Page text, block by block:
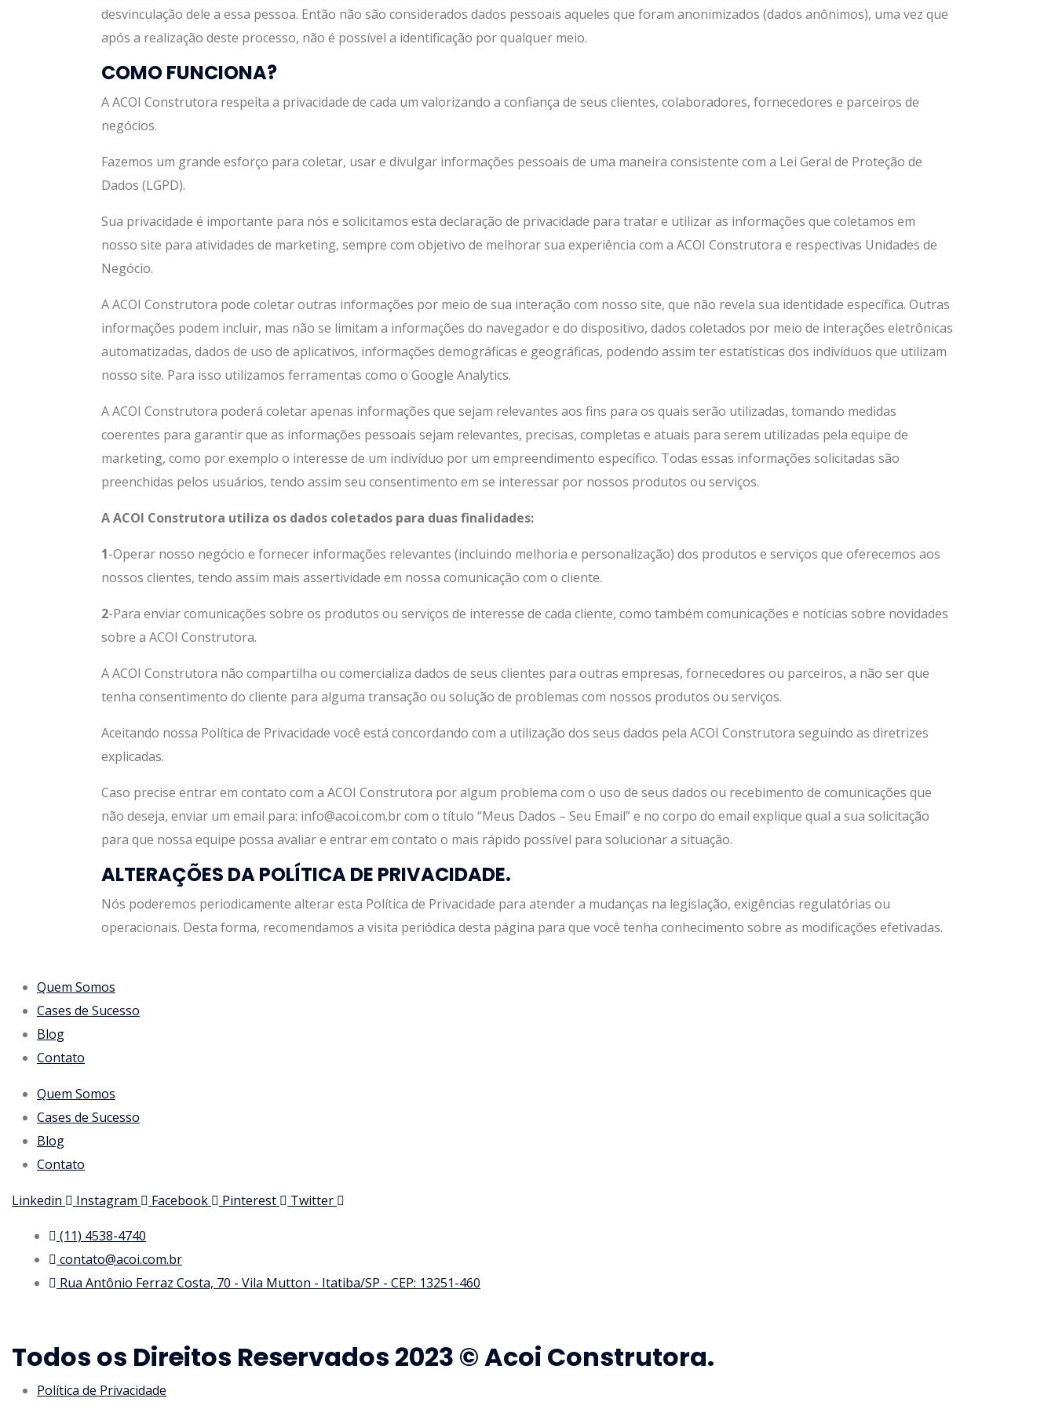
desvinculação dele a essa pessoa. Então não são considerados dados pessoais aqueles que foram anonimizados (dados anônimos), uma vez que
após a realização deste processo, não é possível a identificação por qualquer meio.
COMO FUNCIONA?
A ACOI Construtora respeita a privacidade de cada um valorizando a confiança de seus clientes, colaboradores, fornecedores e parceiros de
negócios.
Fazemos um grande esforço para coletar, usar e divulgar informações pessoais de uma maneira consistente com a Lei Geral de Proteção de
Dados (LGPD).
Sua privacidade é importante para nós e solicitamos esta declaração de privacidade para tratar e utilizar as informações que coletamos em
nosso site para atividades de marketing, sempre com objetivo de melhorar sua experiência com a ACOI Construtora e respectivas Unidades de
Negócio.
A ACOI Construtora pode coletar outras informações por meio de sua interação com nosso site, que não revela sua identidade específica. Outras
informações podem incluir, mas não se limitam a informações do navegador e do dispositivo, dados coletados por meio de interações eletrônicas
automatizadas, dados de uso de aplicativos, informações demográficas e geográficas, podendo assim ter estatísticas dos indivíduos que utilizam
nosso site. Para isso utilizamos ferramentas como o Google Analytics.
A ACOI Construtora poderá coletar apenas informações que sejam relevantes aos fins para os quais serão utilizadas, tomando medidas
coerentes para garantir que as informações pessoais sejam relevantes, precisas, completas e atuais para serem utilizadas pela equipe de
marketing, como por exemplo o interesse de um indivíduo por um empreendimento específico. Todas essas informações solicitadas são
preenchidas pelos usuários, tendo assim seu consentimento em se interessar por nossos produtos ou serviços.
A ACOI Construtora utiliza os dados coletados para duas finalidades:
1-Operar nosso negócio e fornecer informações relevantes (incluindo melhoria e personalização) dos produtos e serviços que oferecemos aos
nossos clientes, tendo assim mais assertividade em nossa comunicação com o cliente.
2-Para enviar comunicações sobre os produtos ou serviços de interesse de cada cliente, como também comunicações e notícias sobre novidades
sobre a ACOI Construtora.
A ACOI Construtora não compartilha ou comercializa dados de seus clientes para outras empresas, fornecedores ou parceiros, a não ser que
tenha consentimento do cliente para alguma transação ou solução de problemas com nossos produtos ou serviços.
Aceitando nossa Política de Privacidade você está concordando com a utilização dos seus dados pela ACOI Construtora seguindo as diretrizes
explicadas.
Caso precise entrar em contato com a ACOI Construtora por algum problema com o uso de seus dados ou recebimento de comunicações que
não deseja, enviar um email para: info@acoi.com.br com o título “Meus Dados – Seu Email” e no corpo do email explique qual a sua solicitação
para que nossa equipe possa avaliar e entrar em contato o mais rápido possível para solucionar a situação.
ALTERAÇÕES DA POLÍTICA DE PRIVACIDADE.
Nós poderemos periodicamente alterar esta Política de Privacidade para atender a mudanças na legislação, exigências regulatórias ou
operacionais. Desta forma, recomendamos a visita periódica desta página para que você tenha conhecimento sobre as modificações efetivadas.
Quem Somos
Cases de Sucesso
Blog
Contato
Quem Somos
Cases de Sucesso
Blog
Contato
Linkedin Instagram Facebook Pinterest Twitter
(11) 4538-4740
contato@acoi.com.br
Rua Antônio Ferraz Costa, 70 - Vila Mutton - Itatiba/SP - CEP: 13251-460
Todos os Direitos Reservados 2023 © Acoi Construtora.
Política de Privacidade